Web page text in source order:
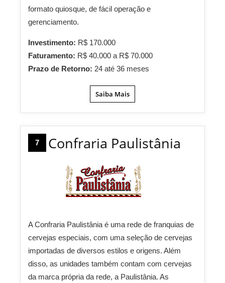
formato quiosque, de fácil operação e
gerenciamento.
Investimento: R$ 170.000
Faturamento: R$ 40.000 a R$ 70.000
Prazo de Retorno: 24 até 36 meses
Saiba Mais
7 Confraria Paulistânia
A Confraria Paulistânia é uma rede de franquias de
cervejas especiais, com uma seleção de cervejas
importadas de diversos estilos e origens. Além
disso, as unidades também contam com cervejas
da marca própria da rede, a Paulistânia. As